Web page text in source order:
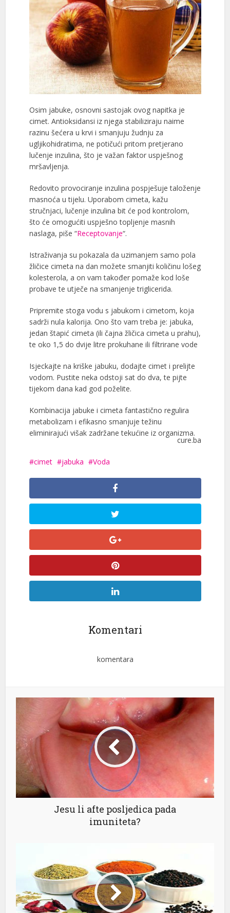
Osim jabuke, osnovni sastojak ovog napitka je
cimet. Antioksidansi iz njega stabiliziraju naime
razinu šećera u krvi i smanjuju žudnju za
ugljikohidratima, ne potičući pritom pretjerano
lučenje inzulina, što je važan faktor uspješnog
mršavljenja.
Redovito provociranje inzulina pospješuje taloženje
masnoća u tijelu. Uporabom cimeta, kažu
stručnjaci, lučenje inzulina bit će pod kontrolom,
što će omogućiti uspješno topljenje masnih
naslaga, piše “Receptovanje“.
Istraživanja su pokazala da uzimanjem samo pola
žličice cimeta na dan možete smanjiti količinu lošeg
kolesterola, a on vam također pomaže kod loše
probave te utječe na smanjenje triglicerida.
Pripremite stoga vodu s jabukom i cimetom, koja
sadrži nula kalorija. Ono što vam treba je: jabuka,
jedan štapić cimeta (ili čajna žličica cimeta u prahu),
te oko 1,5 do dvije litre prokuhane ili filtrirane vode
Isjeckajte na kriške jabuku, dodajte cimet i prelijte
vodom. Pustite neka odstoji sat do dva, te pijte
tijekom dana kad god poželite.
Kombinacija jabuke i cimeta fantastično regulira
metabolizam i efikasno smanjuje težinu
eliminirajući višak zadržane tekućine iz organizma.
cure.ba
cimet jabuka Voda
Komentari
komentara
Jesu li afte posljedica pada
imuniteta?